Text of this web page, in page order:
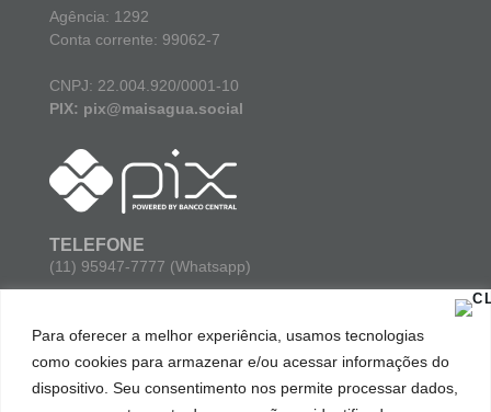
Para oferecer a melhor experiência, usamos tecnologias
como cookies para armazenar e/ou acessar informações do
dispositivo. Seu consentimento nos permite processar dados,
Agência: 1292
Conta corrente: 99062-7
CNPJ: 22.004.920/0001-10
PIX: pix@maisagua.social
TELEFONE
(11) 95947-7777 (Whatsapp)
contato@maisagua.social
ENDEREÇO